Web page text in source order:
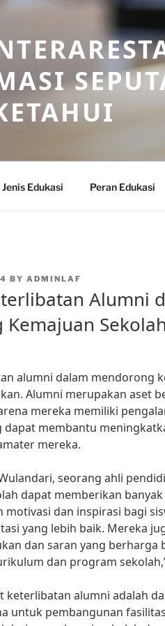
Jenis Edukasi Peran Edukasi
BY ADMINLAF
Alumni
Sekolah
alumni dalam mendorong
Alumni merupakan aset
mereka memiliki
dapat membantu
mereka.
seorang ahli
dapat memberikan banyak
motivasi dan inspirasi bagi
yang lebih baik. Mereka
dan saran yang berharga
dan program
keterlibatan alumni adalah
untuk pembangunan